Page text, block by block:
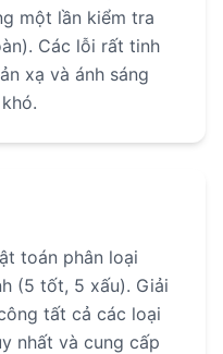
một lần kiểm tra
Các lỗi rất tinh
xạ và ánh sáng
toán phân loại
(5 tốt, 5 xấu). Giải
tất cả các loại
nhất và cung cấp